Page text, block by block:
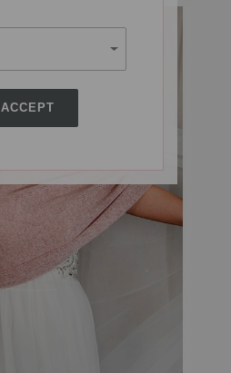
ACCEPT